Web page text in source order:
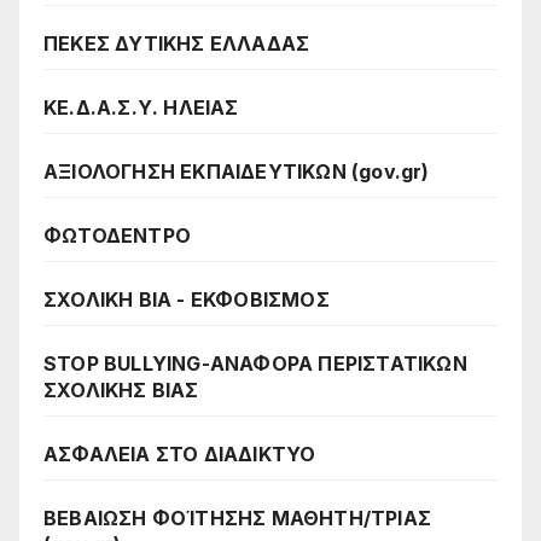
ΠΕΚΕΣ ΔΥΤΙΚΗΣ ΕΛΛΑΔΑΣ
ΚΕ.Δ.Α.Σ.Υ. ΗΛΕΙΑΣ
ΑΞΙΟΛΟΓΗΣΗ ΕΚΠΑΙΔΕΥΤΙΚΩΝ (gov.gr)
ΦΩΤΟΔΕΝΤΡΟ
ΣΧΟΛΙΚΗ ΒΙΑ - ΕΚΦΟΒΙΣΜΟΣ
STOP BULLYING-ΑΝΑΦΟΡΑ ΠΕΡΙΣΤΑΤΙΚΩΝ
ΣΧΟΛΙΚΗΣ ΒΙΑΣ
ΑΣΦΑΛΕΙΑ ΣΤΟ ΔΙΑΔΙΚΤΥΟ
ΒΕΒΑΙΩΣΗ ΦΟΊΤΗΣΗΣ ΜΑΘΗΤΗ/ΤΡΙΑΣ